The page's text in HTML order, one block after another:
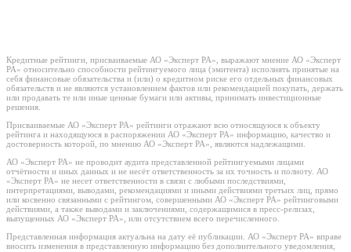
Кредитные рейтинги, присваиваемые АО «Эксперт РА», выражают мнение АО «Эксперт
РА» относительно способности рейтингуемого лица (эмитента) исполнять принятые на
себя финансовые обязательства и (или) о кредитном риске его отдельных финансовых
обязательств и не являются установлением фактов или рекомендацией покупать, держать
или продавать те или иные ценные бумаги или активы, принимать инвестиционные
решения.
Присваиваемые АО «Эксперт РА» рейтинги отражают всю относящуюся к объекту
рейтинга и находящуюся в распоряжении АО «Эксперт РА» информацию, качество и
достоверность которой, по мнению АО «Эксперт РА», являются надлежащими.
АО «Эксперт РА» не проводит аудита представленной рейтингуемыми лицами
отчётности и иных данных и не несёт ответственность за их точность и полноту. АО
«Эксперт РА» не несет ответственности в связи с любыми последствиями,
интерпретациями, выводами, рекомендациями и иными действиями третьих лиц, прямо
или косвенно связанными с рейтингом, совершенными АО «Эксперт РА» рейтинговыми
действиями, а также выводами и заключениями, содержащимися в пресс-релизах,
выпущенных АО «Эксперт РА», или отсутствием всего перечисленного.
Представленная информация актуальна на дату её публикации. АО «Эксперт РА» вправе
вносить изменения в представленную информацию без дополнительного уведомления,